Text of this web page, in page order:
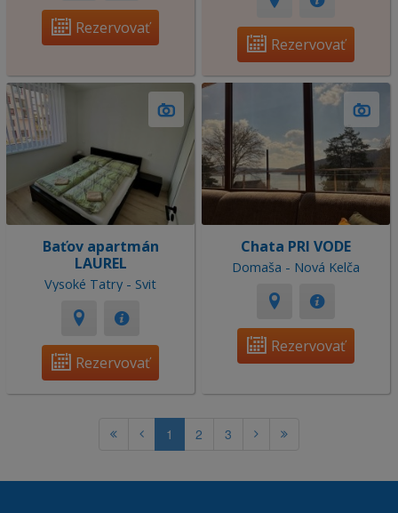
Rezervovať
Rezervovať
Baťov apartmán
LAUREL
Vysoké Tatry - Svit
Rezervovať
Chata PRI VODE
Domaša - Nová Kelča
Rezervovať
1 2 3